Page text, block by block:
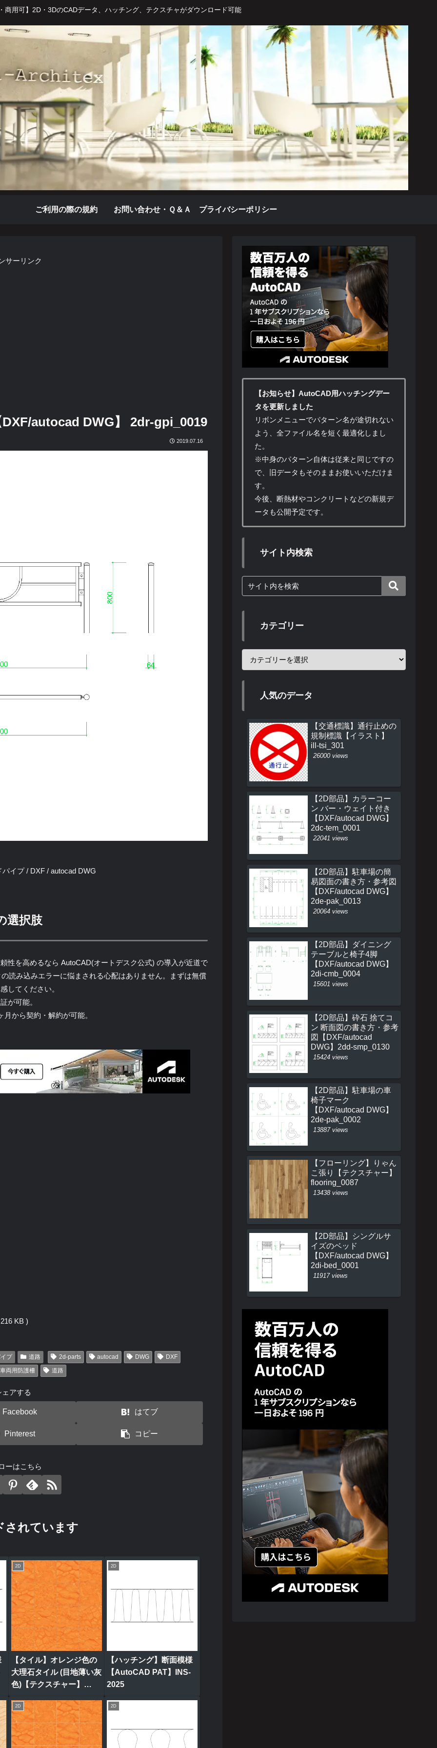
商用可】2D・3DのCADデータ、ハッチング、テクスチャがダウンロード可能
ご利用の際の規約 お問い合わせ・Ｑ＆Ａ プライバシーポリシー
サーリンク
DXF/autocad DWG】 2dr-gpi_0019
2019.07.16
イプ / DXF / autocad DWG
選択肢
性を高めるなら AutoCAD(オートデスク公式) の導入が近道で
読み込みエラーに悩まされる心配はありません。まずは無償
してください。
が可能。
から契約・解約が可能。
KB )
プ 道路 2d-parts autocad DWG
DXF
車両用防護柵 道路
ェアする
Facebook はてブ
Pinterest コピー
ーはこちら
されています
2D
【タイル】オレンジ色の
大理石タイル (目地薄い灰
色)【テクスチャー】
2D
【ハッチング】断面模様
【AutoCAD PAT】INS-
2025
2D 2D
【お知らせ】AutoCAD用ハッチングデー
タを更新しました
リボンメニューでパターン名が途切れない
よう、全ファイル名を短く最適化しまし
た。
※中身のパターン自体は従来と同じですの
で、旧データもそのままお使いいただけま
す。
今後、断熱材やコンクリートなどの新規デ
ータも公開予定です。
サイト内検索
カテゴリー
人気のデータ
【交通標識】通行止めの
規制標識【イラスト】
ill-tsi_301
26000 views
【2D部品】カラーコー
ン バー・ウェイト付き
【DXF/autocad DWG】
2dc-tem_0001
22041 views
【2D部品】駐車場の簡
易図面の書き方・参考図
【DXF/autocad DWG】
2de-pak_0013
20064 views
【2D部品】ダイニング
テーブルと椅子4脚
【DXF/autocad DWG】
2di-cmb_0004
15601 views
【2D部品】砕石 捨てコ
ン 断面図の書き方・参考
図【DXF/autocad
DWG】2dd-smp_0130
15424 views
【2D部品】駐車場の車
椅子マーク
【DXF/autocad DWG】
2de-pak_0002
13887 views
【フローリング】りゃん
こ張り【テクスチャー】
flooring_0087
13438 views
【2D部品】シングルサ
イズのベッド
【DXF/autocad DWG】
2di-bed_0001
11917 views